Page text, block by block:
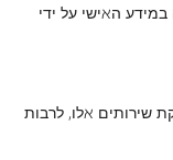
האישי על ידי
שירותים אלו, לרבות